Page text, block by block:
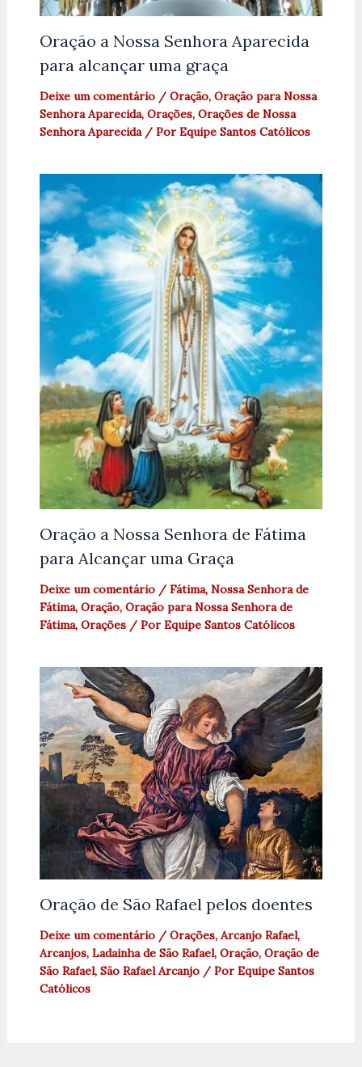
Oração a Nossa Senhora Aparecida
para alcançar uma graça
Deixe um comentário / Oração, Oração para Nossa
Senhora Aparecida, Orações, Orações de Nossa
Senhora Aparecida/ Por Equipe Santos Católicos
Oração a Nossa Senhora de Fátima
para Alcançar uma Graça
Deixe um comentário / Fátima, Nossa Senhora de
Fátima, Oração, Oração para Nossa Senhora de
Fátima, Orações/ Por Equipe Santos Católicos
Oração de São Rafael pelos doentes
Deixe um comentário / Orações, Arcanjo Rafael,
Arcanjos, Ladainha de São Rafael, Oração, Oração de
São Rafael, São Rafael Arcanjo/ Por Equipe Santos
Católicos